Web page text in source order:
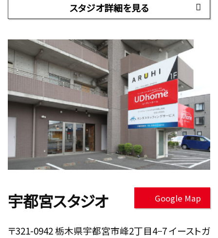
スタジオ詳細を見る
宇都宮スタジオ Google Map
〒321-0942 栃木県宇都宮市峰2丁目4−7 イーストガ